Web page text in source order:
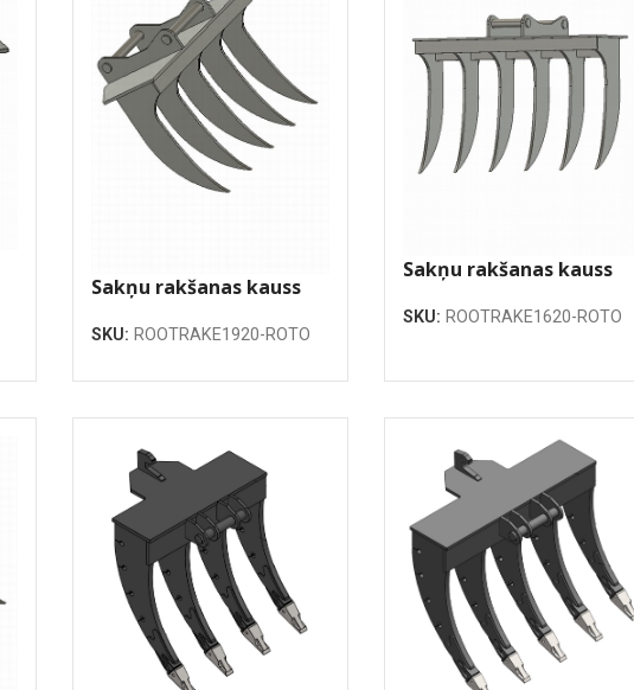
Sakņu rakšanas kauss
SKU: ROOTRAKE1920-ROTO
Sakņu rakšanas kauss
SKU:ROOTRAKE1620-ROTO